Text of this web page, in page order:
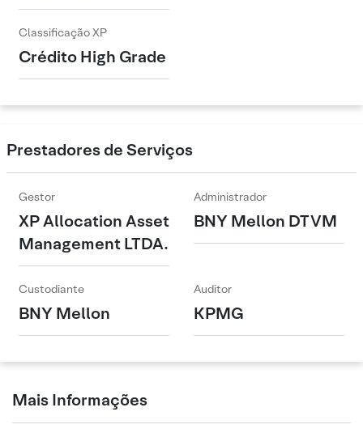
Classificação XP
Crédito High Grade
Prestadores de Serviços
Gestor
XP Allocation Asset
Management LTDA.
Administrador
BNY Mellon DTVM
Custodiante
BNY Mellon
Auditor
KPMG
Mais Informações